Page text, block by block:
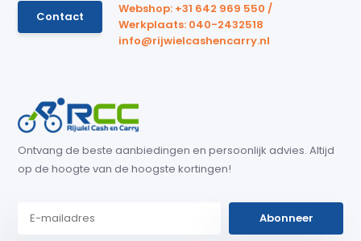
Contact
Webshop: +31 642 969 550 /
Werkplaats: 040-2432518
info@rijwielcashencarry.nl
Ontvang de beste aanbiedingen en persoonlijk advies. Altijd
op de hoogte van de hoogste kortingen!
Abonneer